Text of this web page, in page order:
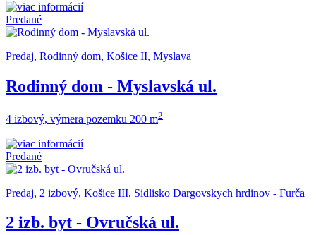
Predané
Predaj, Rodinný dom, Košice II, Myslava
Rodinný dom - Myslavská ul.
4 izbový, výmera pozemku 200 m2
Predané
Predaj, 2 izbový, Košice III, Sidlisko Dargovskych hrdinov - Furča
2 izb. byt - Ovručská ul.